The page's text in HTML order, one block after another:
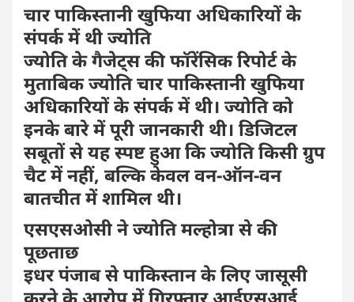
चार पाकिस्तानी खुफिया अधिकारियों के
संपर्क में थी ज्योति
ज्योति के गैजेट्स की फॉरेंसिक रिपोर्ट के
मुताबिक ज्योति चार पाकिस्तानी खुफिया
अधिकारियों के संपर्क में थी। ज्योति को
इनके बारे में पूरी जानकारी थी। डिजिटल
सबूतों से यह स्पष्ट हुआ कि ज्योति किसी ग्रुप
चैट में नहीं, बल्कि केवल वन-ऑन-वन
बातचीत में शामिल थी।
एसएसओसी ने ज्योति मल्होत्रा से की
पूछताछ
इधर पंजाब से पाकिस्तान के लिए जासूसी